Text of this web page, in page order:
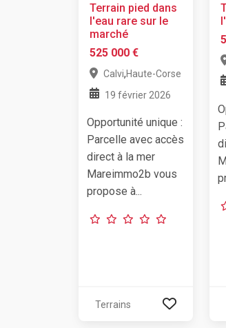
Terrain pied dans
l'eau rare sur le
marché
525 000 €
Calvi,Haute-Corse
19 février 2026
Opportunité unique :
Parcelle avec accès
direct à la mer
Mareimmo2b vous
propose à...
Terrains